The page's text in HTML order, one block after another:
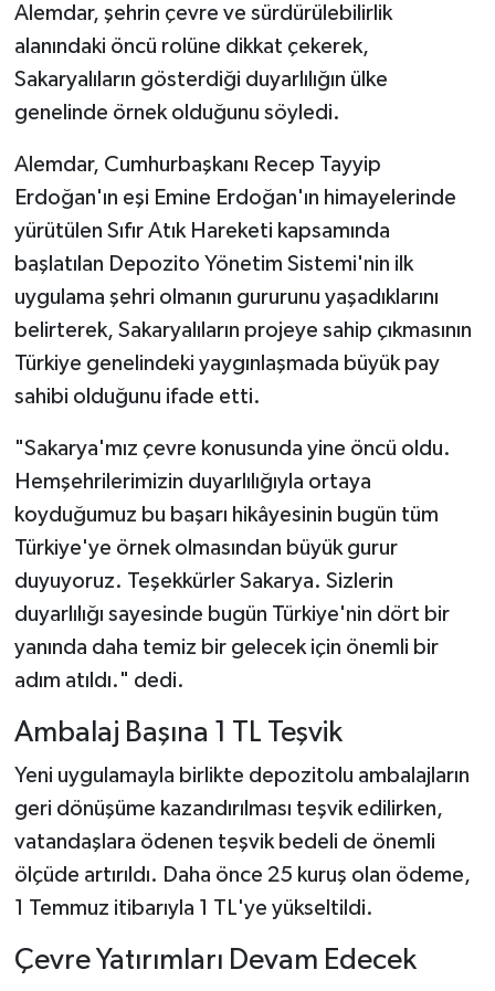
Alemdar, şehrin çevre ve sürdürülebilirlik
alanındaki öncü rolüne dikkat çekerek,
Sakaryalıların gösterdiği duyarlılığın ülke
genelinde örnek olduğunu söyledi.
Alemdar, Cumhurbaşkanı Recep Tayyip
Erdoğan'ın eşi Emine Erdoğan'ın himayelerinde
yürütülen Sıfır Atık Hareketi kapsamında
başlatılan Depozito Yönetim Sistemi'nin ilk
uygulama şehri olmanın gururunu yaşadıklarını
belirterek, Sakaryalıların projeye sahip çıkmasının
Türkiye genelindeki yaygınlaşmada büyük pay
sahibi olduğunu ifade etti.
"Sakarya'mız çevre konusunda yine öncü oldu.
Hemşehrilerimizin duyarlılığıyla ortaya
koyduğumuz bu başarı hikâyesinin bugün tüm
Türkiye'ye örnek olmasından büyük gurur
duyuyoruz. Teşekkürler Sakarya. Sizlerin
duyarlılığı sayesinde bugün Türkiye'nin dört bir
yanında daha temiz bir gelecek için önemli bir
adım atıldı." dedi.
Ambalaj Başına 1 TL Teşvik
Yeni uygulamayla birlikte depozitolu ambalajların
geri dönüşüme kazandırılması teşvik edilirken,
vatandaşlara ödenen teşvik bedeli de önemli
ölçüde artırıldı. Daha önce 25 kuruş olan ödeme,
1 Temmuz itibarıyla 1 TL'ye yükseltildi.
Çevre Yatırımları Devam Edecek